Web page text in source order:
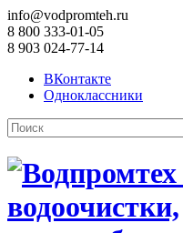
info@vodpromteh.ru
8 800 333-01-05
8 903 024-77-14
ВКонтакте
Одноклассники